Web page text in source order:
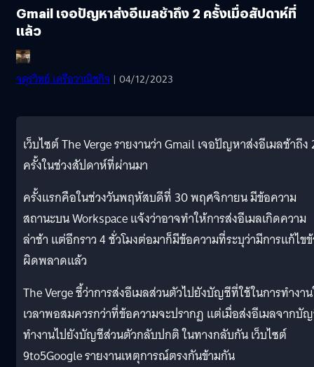
Gmail เจอปัญหาส่งอีเมลช้าถึง 2 ครั้งเมื่อสัปดาห์ที่
แล้ว
จตุรวิทย์ เครือวาณิชกิจ | 04/12/2023
เว็บไซต์ The Verge รายงานว่า Gmail เจอปัญหาส่งอีเมลช้าถึง
ครั้งในช่วงสัปดาห์ที่ผ่านมา
ครั้งแรกคือในช่วงวันพฤหัสบดีที่ 30 พฤศจิกายน มีข้อความ
สถานะบน Workspace แจ้งว่าอาจทำให้การส่งอีเมลเกิดความ
ล่าช้า แต่อีกราว 4 ชั่วโมงต่อมาก็มีข้อความที่ระบุว่ามีการแก้ไข
ผิดพลาดแล้ว
The Verge ชี้ว่าการส่งอีเมลส่วนตัวไปยังบัญชีที่ใช้ในการทำงา
เวลาพอสมควรกว่าที่ข้อความจะปรากฏ แต่เมื่อส่งอีเมลจากบั
ทำงานไปยังบัญชีส่วนตัวกลับปกติ ในทางกลับกัน เว็บไซต์
9to5Google รายงานเหตุการณ์ตรงกันข้ามกัน